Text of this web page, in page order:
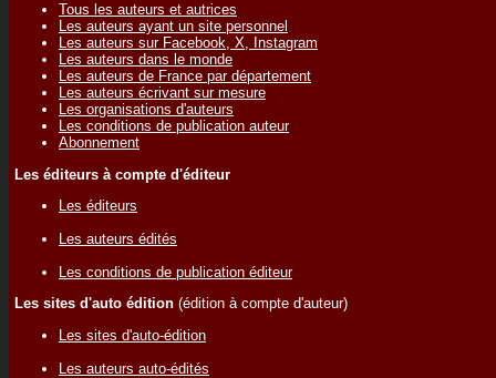
Tous les auteurs et autrices
Les auteurs ayant un site personnel
Les auteurs sur Facebook, X, Instagram
Les auteurs dans le monde
Les auteurs de France par département
Les auteurs écrivant sur mesure
Les organisations d'auteurs
Les conditions de publication auteur
Abonnement
Les éditeurs à compte d'éditeur
Les éditeurs
Les auteurs édités
Les conditions de publication éditeur
Les sites d'auto édition (édition à compte d'auteur)
Les sites d'auto-édition
Les auteurs auto-édités